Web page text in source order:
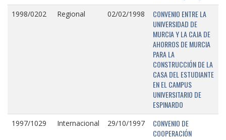
1998/0202 Regional 02/02/1998
CONVENIO ENTRE LA
UNIVERSIDAD DE
MURCIA Y LA CAJA DE
AHORROS DE MURCIA
PARA LA
CONSTRUCCIÓN DE LA
CASA DEL ESTUDIANTE
EN EL CAMPUS
UNIVERSITARIO DE
ESPINARDO
1997/1029 Internacional 29/10/1997
CONVENIO DE
COOPERACIÓN